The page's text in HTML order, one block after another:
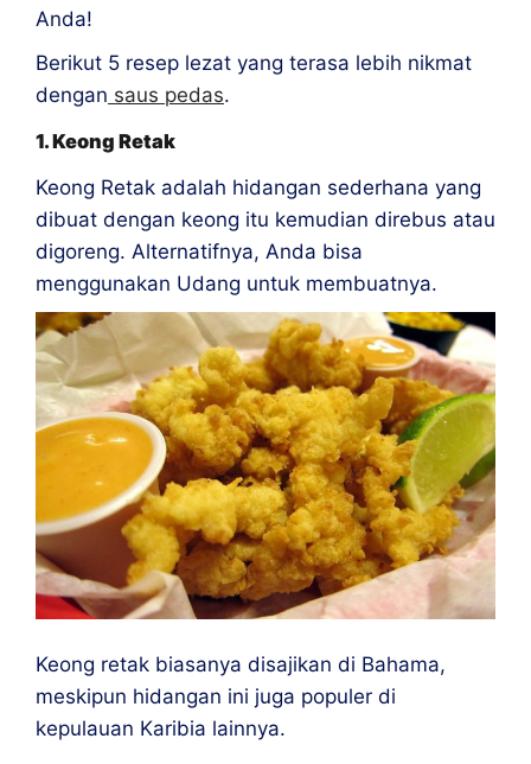
Anda!
Berikut 5 resep lezat yang terasa lebih nikmat
dengan saus pedas.
1. Keong Retak
Keong Retak adalah hidangan sederhana yang
dibuat dengan keong itu kemudian direbus atau
digoreng. Alternatifnya, Anda bisa
menggunakan Udang untuk membuatnya.
Keong retak biasanya disajikan di Bahama,
meskipun hidangan ini juga populer di
kepulauan Karibia lainnya.